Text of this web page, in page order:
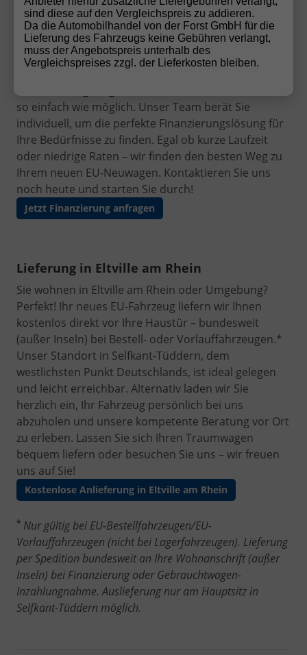
Finanzierung leicht gemacht
Ihr Traumauto ist nur einen Schritt entfernt! Mit
unseren flexiblen und
so einfach wie möglich. Unser Team berät Sie
individuell, um die perfekte Finanzierungslösung für
Ihre Bedürfnisse zu finden. Egal ob kurze Laufzeit
oder niedrige Raten – wir finden den besten Weg zu
Ihrem neuen EU-Neuwagen. Kontaktieren Sie uns
noch heute und starten Sie durch!
Jetzt Finanzierung anfragen
Lieferung in Eltville am Rhein
Sie wohnen in Eltville am Rhein oder Umgebung?
Perfekt! Ihr neues EU-Fahrzeug liefern wir Ihnen
kostenlos direkt vor Ihre Haustür – bundesweit
(außer Inseln) bei Bestell- oder Vorlauffahrzeugen.*
Unser Standort in Selfkant-Tüddern, dem
westlichsten Punkt Deutschlands, ist ideal gelegen
und leicht erreichbar. Alternativ laden wir Sie
herzlich ein, Ihr Fahrzeug persönlich bei uns
abzuholen und unsere kompetente Beratung vor Ort
zu erleben. Lassen Sie sich Ihren Traumwagen
bequem liefern oder besuchen Sie uns – wir freuen
uns auf Sie!
Kostenlose Anlieferung in Eltville am Rhein
* Nur gültig bei EU-Bestellfahrzeugen/EU-
Vorlauffahrzeugen (nicht bei Lagerfahrzeugen). Lieferung
per Spedition bundesweit an Ihre Wohnanschrift (außer
Inseln) bei Finanzierung oder Gebrauchtwagen-
Inzahlungnahme. Auslieferung nur am Hauptsitz in
Selfkant-Tüddern möglich.
sind diese auf den Vergleichspreis zu addieren.
Da die Automobilhandel von der Forst GmbH für die
Lieferung des Fahrzeugs keine Gebühren verlangt,
muss der Angebotspreis unterhalb des
Vergleichspreises zzgl. der Lieferkosten bleiben.